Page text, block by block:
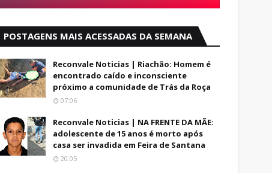
POSTAGENS MAIS ACESSADAS DA SEMANA
Reconvale Noticias | Riachão: Homem é
encontrado caído e inconsciente
próximo a comunidade de Trás da Roça
07:06
Reconvale Noticias | NA FRENTE DA MÃE:
adolescente de 15 anos é morto após
casa ser invadida em Feira de Santana
20:05